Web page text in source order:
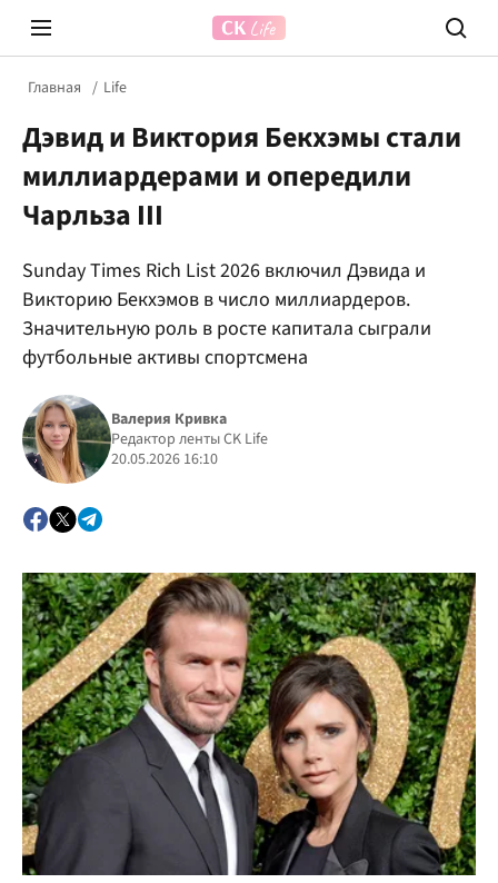
Prosecco Time
Главная Life
Дэвид и Виктория Бекхэмы стали
миллиардерами и опередили
Чарльза III
Sunday Times Rich List 2026 включил Дэвида и
Викторию Бекхэмов в число миллиардеров.
Значительную роль в росте капитала сыграли
футбольные активы спортсмена
Валерия Кривка
Редактор ленты CK Life
20.05.2026 16:10